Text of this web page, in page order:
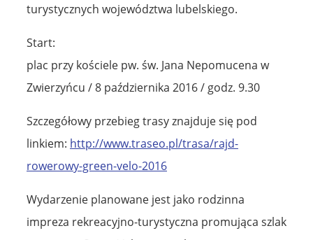
turystycznych województwa lubelskiego.
Start:
plac przy kościele pw. św. Jana Nepomucena w
Zwierzyńcu / 8 października 2016 / godz. 9.30
Szczegółowy przebieg trasy znajduje się pod
linkiem: http://www.traseo.pl/trasa/rajd-
rowerowy-green-velo-2016
Wydarzenie planowane jest jako rodzinna
impreza rekreacyjno-turystyczna promująca szlak